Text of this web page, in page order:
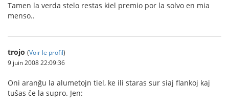
Tamen la verda stelo restas kiel premio por la solvo en mia
menso..
trojo (Voir le profil)
9 juin 2008 22:09:36
Oni aranĝu la alumetojn tiel, ke ili staras sur siaj flankoj kaj
tuŝas ĉe la supro. Jen: